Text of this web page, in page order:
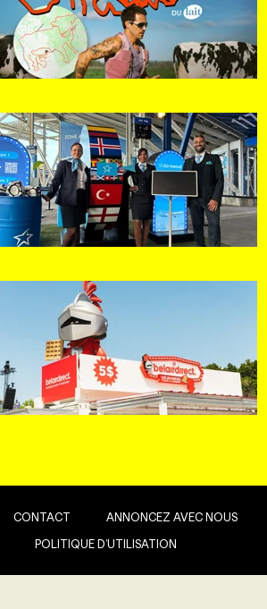
CONTACT ANNONCEZ AVEC NOUS
POLITIQUE D’UTILISATION